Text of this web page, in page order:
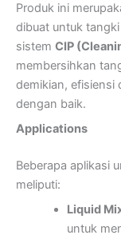
Produk ini
dibuat untuk
sistem CIP
membersihkan
demikian, efisiensi
dengan baik.
Applications
Beberapa aplikasi
meliputi:
Liquid
untuk